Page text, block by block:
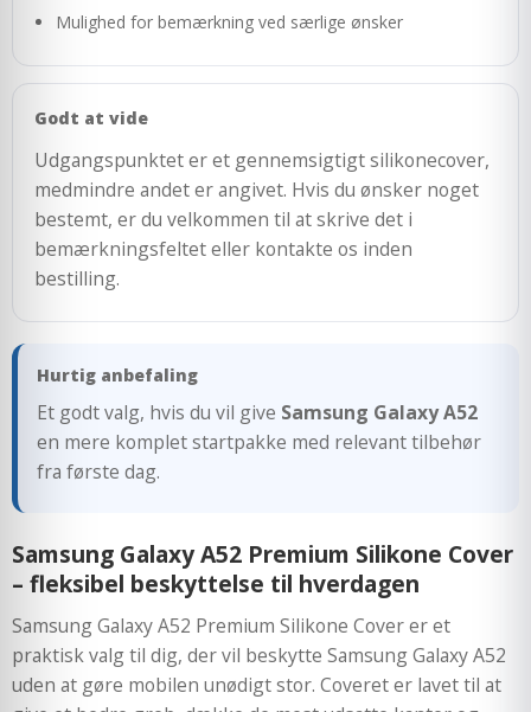
Mulighed for bemærkning ved særlige ønsker
Godt at vide
Udgangspunktet er et gennemsigtigt silikonecover,
medmindre andet er angivet. Hvis du ønsker noget
bestemt, er du velkommen til at skrive det i
bemærkningsfeltet eller kontakte os inden
bestilling.
Hurtig anbefaling
Et godt valg, hvis du vil give Samsung Galaxy A52
en mere komplet startpakke med relevant tilbehør
fra første dag.
Samsung Galaxy A52 Premium Silikone Cover
– fleksibel beskyttelse til hverdagen
Samsung Galaxy A52 Premium Silikone Cover er et
praktisk valg til dig, der vil beskytte Samsung Galaxy A52
uden at gøre mobilen unødigt stor. Coveret er lavet til at